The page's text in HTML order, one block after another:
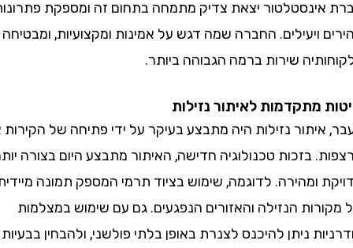
יצאת צדיק מתמחה בתחום זה ומספקת פתרונות
ויעילים. החברה שמה דגש על אמינות ומקצועיות, ומבטיחה
שירות ברמה הגבוהה ביותר.
לאיתור נזילות
נזילות היה מתבצע בעיקר על ידי פתיחה של הקירות או
בזכות טכנולוגיה חדישה, האיתור מתבצע היום בצורה יותר
ומהירה. לדוגמה, שימוש בציוד תרמי המספק תמונה מיידית
הנזילה והאזורים הנפגעים. גם עם שימוש במצלמות
ניתן להיכנס לצנרת באופן בלתי פולשני, ולהבחין בבעיות